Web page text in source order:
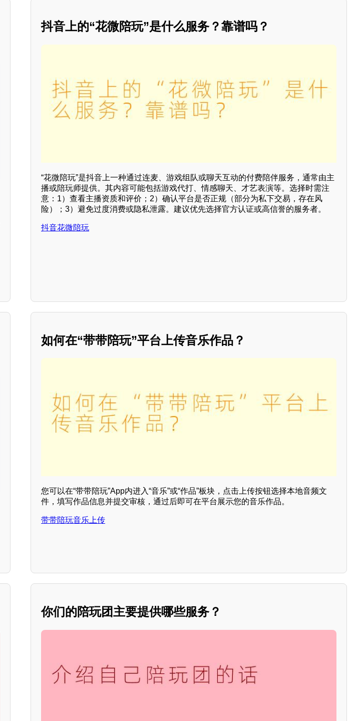
抖音上的“花微陪玩”是什么服务？靠谱吗？
“花微陪玩”是抖音上一种通过连麦、游戏组队或聊天互动的付费陪伴服务，通常由主
播或陪玩师提供。其内容可能包括游戏代打、情感聊天、才艺表演等。选择时需注
意：1）查看主播资质和评价；2）确认平台是否正规（部分为私下交易，存在风
险）；3）避免过度消费或隐私泄露。建议优先选择官方认证或高信誉的服务者。
抖音花微陪玩
如何在“带带陪玩”平台上传音乐作品？
您可以在“带带陪玩”App内进入“音乐”或“作品”板块，点击上传按钮选择本地音频文
件，填写作品信息并提交审核，通过后即可在平台展示您的音乐作品。
带带陪玩音乐上传
你们的陪玩团主要提供哪些服务？